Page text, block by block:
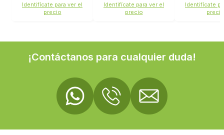
Identifícate para ver el
precio
Identifícate para ver el
precio
Identifícate
precio
¡Contáctanos para cualquier duda!